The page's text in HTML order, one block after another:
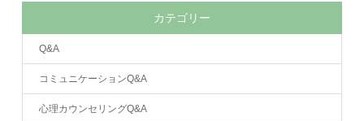
カテゴリー
Q&A
コミュニケーションQ&A
心理カウンセリングQ&A